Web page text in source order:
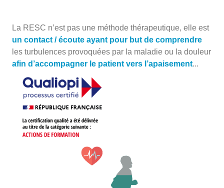
La RESC n’est pas une méthode thérapeutique, elle est
un contact / écoute ayant pour but de comprendre
les turbulences provoquées par la maladie ou la douleur
afin d’accompagner le patient vers l’apaisement...